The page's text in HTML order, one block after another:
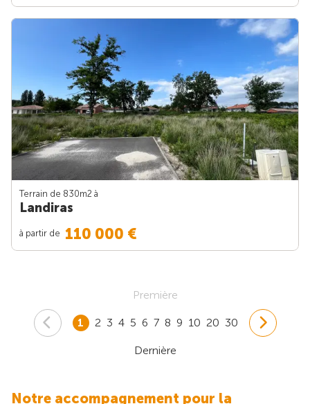
Terrain de 830m2 à
Landiras
à partir de 110 000 €
Première
1 2 3 4 5 6 7 8 9 10 20 30
Dernière
Notre accompagnement pour la